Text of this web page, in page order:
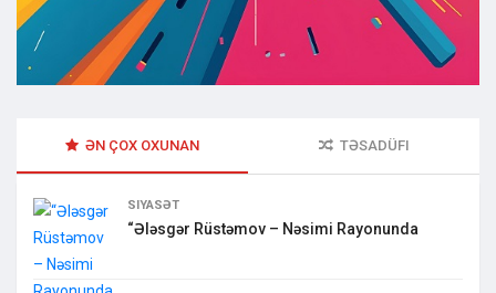
ƏN ÇOX OXUNAN TƏSADÜFI
SIYASƏT
“Ələsgər Rüstəmov – Nəsimi Rayonunda